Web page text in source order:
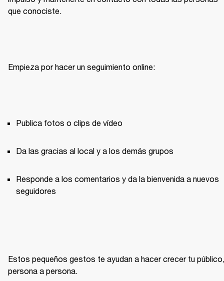
que conociste.
Empieza por hacer un seguimiento online:
Publica fotos o clips de vídeo
Da las gracias al local y a los demás grupos
Responde a los comentarios y da la bienvenida a nuevos
seguidores
Estos pequeños gestos te ayudan a hacer crecer tu público,
persona a persona.